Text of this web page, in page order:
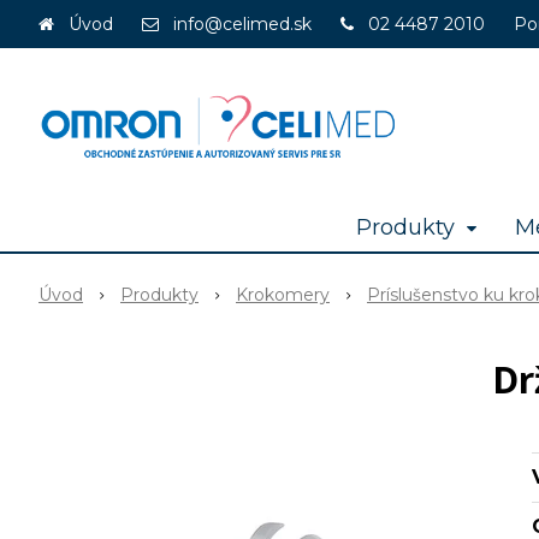
Úvod info@celimed.sk 02 4487 2010
Produkty
Úvod Produkty Krokomery Príslušenstvo ku